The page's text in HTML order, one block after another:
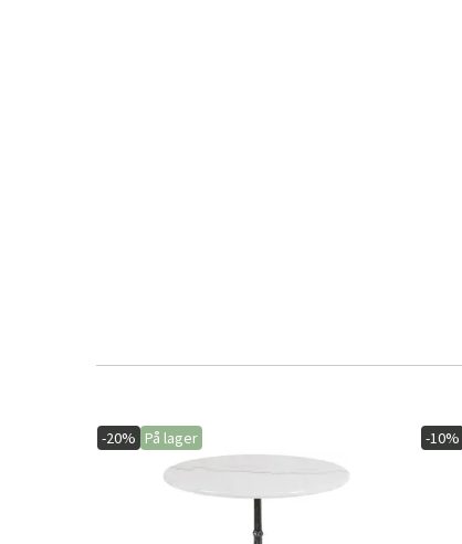
-20% På lager -10%